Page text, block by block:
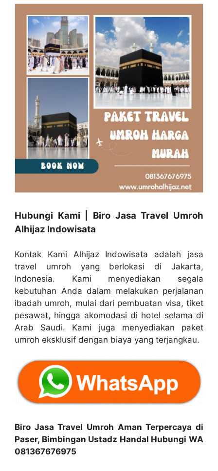
Hubungi Kami | Biro Jasa Travel Umroh
Alhijaz Indowisata
Kontak Kami Alhijaz Indowisata adalah jasa
travel umroh yang berlokasi di Jakarta,
Indonesia. Kami menyediakan segala
kebutuhan Anda dalam melakukan perjalanan
ibadah umroh, mulai dari pembuatan visa, tiket
pesawat, hingga akomodasi di hotel selama di
Arab Saudi. Kami juga menyediakan paket
umroh eksklusif dengan biaya yang terjangkau.
Biro Jasa Travel Umroh Aman Terpercaya di
Paser, Bimbingan Ustadz Handal Hubungi WA
081367676975